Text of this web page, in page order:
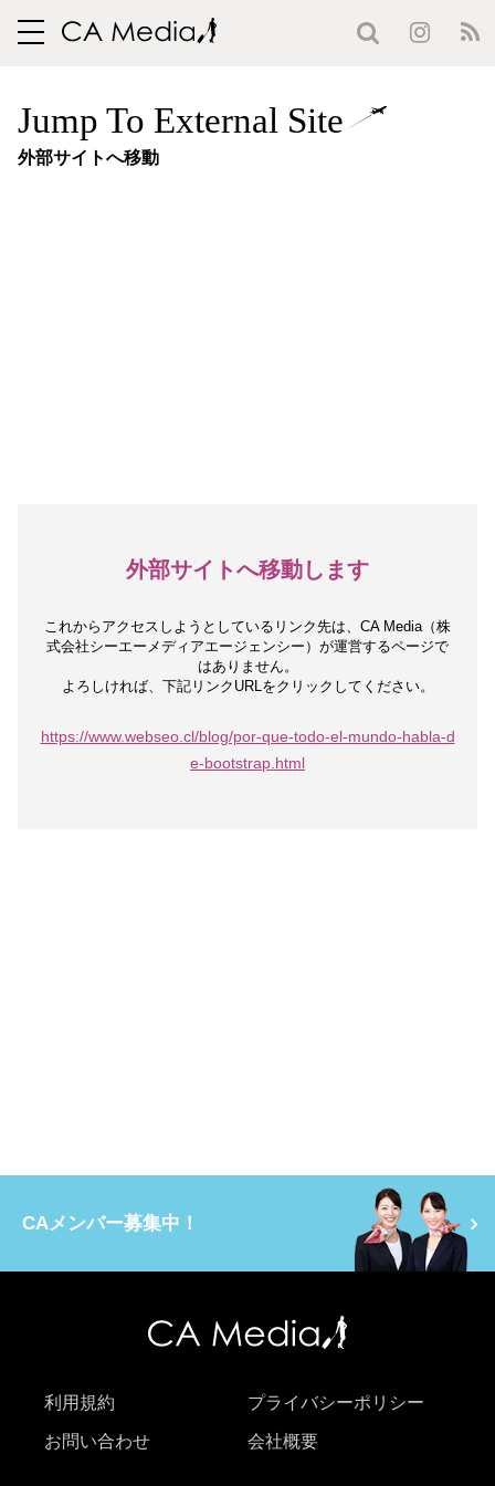
toggle
Jump To External Site
外部サイトへ移動
外部サイトへ移動します
これからアクセスしようとしているリンク先は、 CA Media（株
式会社シーエーメディアエージェンシー）が運営するページで
はありません。
よろしければ、下記リンクURLをクリックしてください。
https://www.webseo.cl/blog/por-que-todo-el-mundo-habla-d
e-bootstrap.html
CAメンバー募集中！
利用規約 プライバシーポリシー
お問い合わせ 会社概要